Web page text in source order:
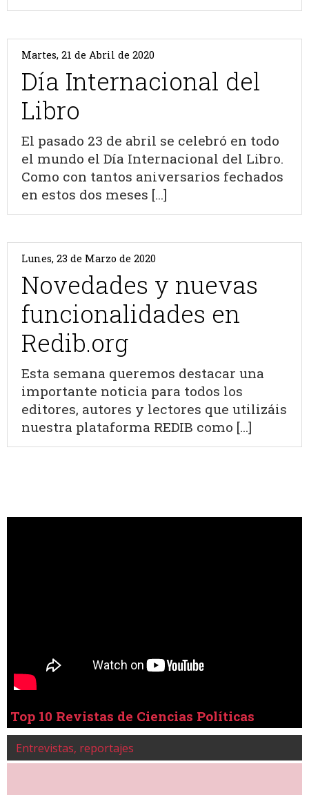
Martes, 21 de Abril de 2020
Día Internacional del
Libro
El pasado 23 de abril se celebró en todo
el mundo el Día Internacional del Libro.
Como con tantos aniversarios fechados
en estos dos meses [...]
Lunes, 23 de Marzo de 2020
Novedades y nuevas
funcionalidades en
Redib.org
Esta semana queremos destacar una
importante noticia para todos los
editores, autores y lectores que utilizáis
nuestra plataforma REDIB como [...]
Top 10 Revistas de Ciencias Políticas
Entrevistas, reportajes